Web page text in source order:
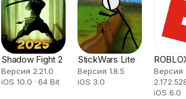
Shadow Fight 2
Версия 2.21.0
iOS 10.0 · 64 Bit
StickWars Lite
Версия 1.8.5
iOS 3.0
Версия
iOS 6.0